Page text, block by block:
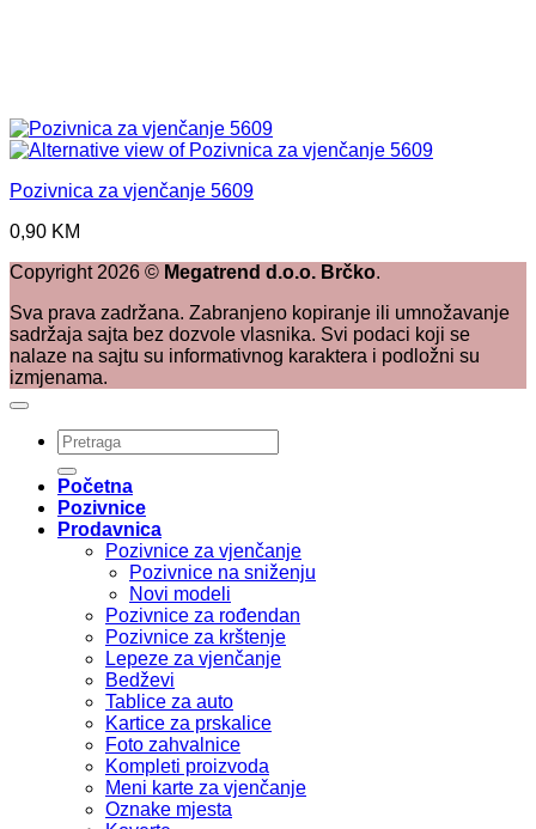
Pozivnica za vjenčanje 5609
0,90 KM
Copyright 2026 © Megatrend d.o.o. Brčko.
Sva prava zadržana. Zabranjeno kopiranje ili umnožavanje
sadržaja sajta bez dozvole vlasnika. Svi podaci koji se
nalaze na sajtu su informativnog karaktera i podložni su
izmjenama.
Pretraži:
Početna
Pozivnice
Prodavnica
Pozivnice za vjenčanje
Pozivnice na sniženju
Novi modeli
Pozivnice za rođendan
Pozivnice za krštenje
Lepeze za vjenčanje
Bedževi
Tablice za auto
Kartice za prskalice
Foto zahvalnice
Kompleti proizvoda
Meni karte za vjenčanje
Oznake mjesta